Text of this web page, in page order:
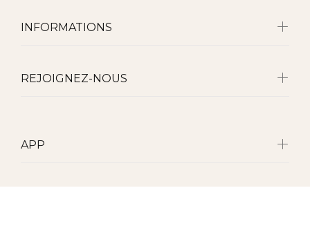
INFORMATIONS
REJOIGNEZ-NOUS
APP